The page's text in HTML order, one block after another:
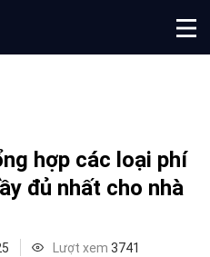
hợp các loại phí
đủ nhất cho nhà
Lượt xem 3741